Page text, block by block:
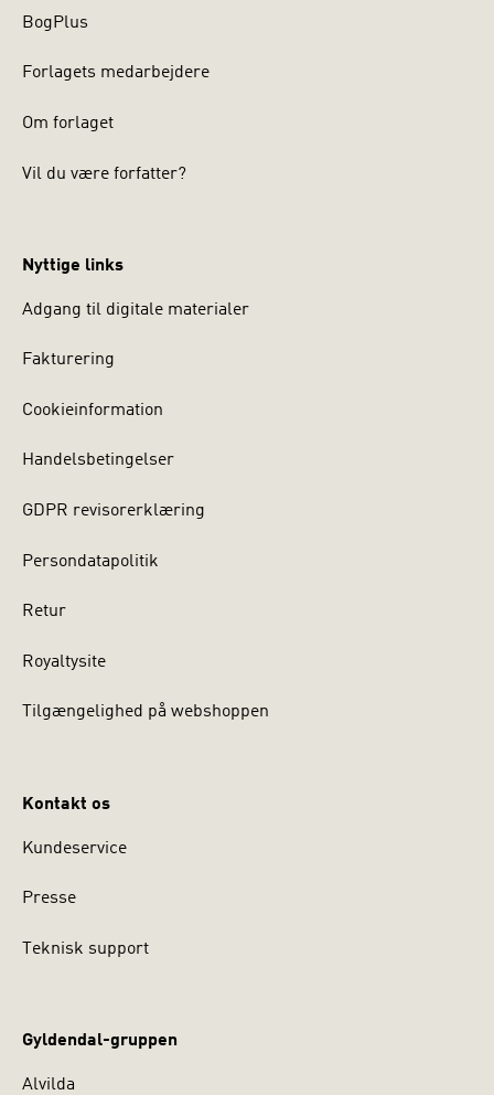
BogPlus
Forlagets medarbejdere
Om forlaget
Vil du være forfatter?
Nyttige links
Adgang til digitale materialer
Fakturering
Cookieinformation
Handelsbetingelser
GDPR revisorerklæring
Persondatapolitik
Retur
Royaltysite
Tilgængelighed på webshoppen
Kontakt os
Kundeservice
Presse
Teknisk support
Gyldendal-gruppen
Alvilda